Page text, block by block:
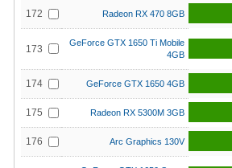
172 Radeon RX 470 8GB
173
GeForce GTX 1650 Ti Mobile
4GB
174 GeForce GTX 1650 4GB
175 Radeon RX 5300M 3GB
176 Arc Graphics 130V